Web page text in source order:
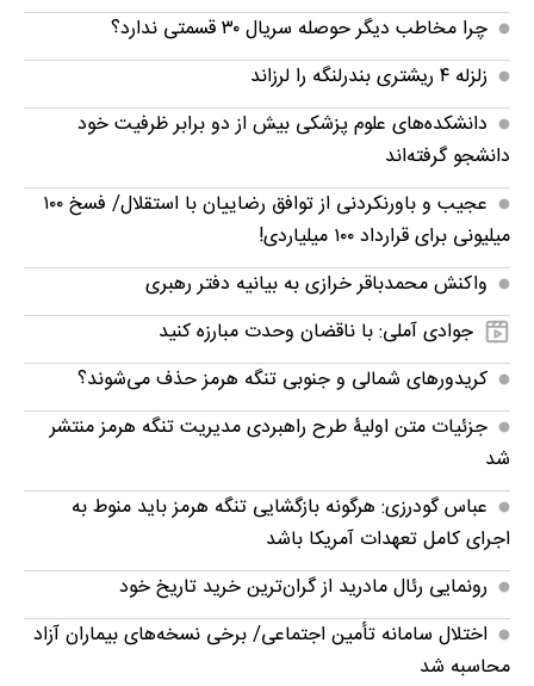
چرا مخاطب دیگر حوصله سریال ۳۰ قسمتی ندارد؟
زلزله ۴ ریشتری بندرلنگه را لرزاند
دانشکده‌های علوم پزشکی بیش از دو برابر ظرفیت خود
دانشجو گرفته‌اند
عجیب و باورنکردنی از توافق رضاییان با استقلال/ فسخ ۱۰۰
میلیونی برای قرارداد ۱۰۰ میلیاردی!
واکنش محمدباقر خرازی به بیانیه دفتر رهبری
جوادی آملی: با ناقضان وحدت مبارزه کنید
کریدورهای شمالی و جنوبی تنگه هرمز حذف می‌شوند؟
جزئیات متن اولیۀ طرح راهبردی مدیریت تنگه هرمز منتشر
شد
عباس گودرزی: هرگونه بازگشایی تنگه هرمز باید منوط به
اجرای کامل تعهدات آمریکا باشد
رونمایی رئال مادرید از گران‌ترین خرید تاریخ خود
اختلال سامانه تأمین اجتماعی/ برخی نسخه‌های بیماران آزاد
محاسبه شد